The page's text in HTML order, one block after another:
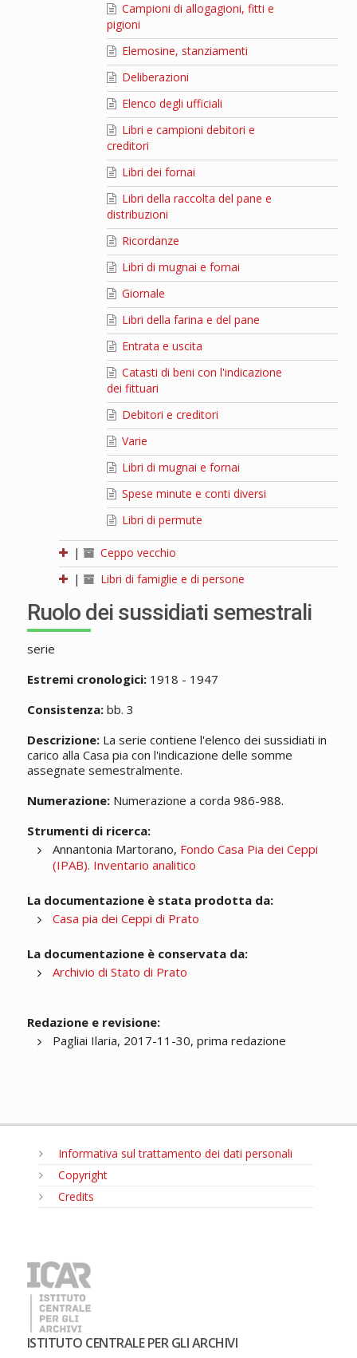
Campioni di allogagioni, fitti e
pigioni
Elemosine, stanziamenti
Deliberazioni
Elenco degli ufficiali
Libri e campioni debitori e
creditori
Libri dei fornai
Libri della raccolta del pane e
distribuzioni
Ricordanze
Libri di mugnai e fornai
Giornale
Libri della farina e del pane
Entrata e uscita
Catasti di beni con l'indicazione
dei fittuari
Debitori e creditori
Varie
Libri di mugnai e fornai
Spese minute e conti diversi
Libri di permute
|
Ceppo vecchio
|
Libri di famiglie e di persone
Ruolo dei sussidiati semestrali
serie
Estremi cronologici:1918 - 1947
Consistenza:bb. 3
Descrizione:La serie contiene l'elenco dei sussidiati in
carico alla Casa pia con l'indicazione delle somme
assegnate semestralmente.
Numerazione:Numerazione a corda 986-988.
Strumenti di ricerca:
Annantonia Martorano, Fondo Casa Pia dei Ceppi
(IPAB). Inventario analitico
La documentazione è stata prodotta da:
Casa pia dei Ceppi di Prato
La documentazione è conservata da:
Archivio di Stato di Prato
Redazione e revisione:
Pagliai Ilaria, 2017-11-30, prima redazione
Informativa sul trattamento dei dati personali
Copyright
Credits
ISTITUTO CENTRALE PER GLI ARCHIVI